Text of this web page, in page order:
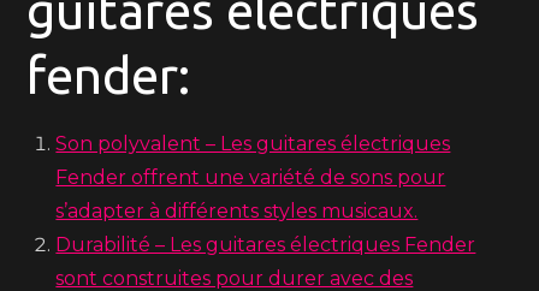
fender:
Son polyvalent – Les guitares électriques
Fender offrent une variété de sons pour
s’adapter à différents styles musicaux.
Durabilité – Les guitares électriques Fender
sont construites pour durer avec des